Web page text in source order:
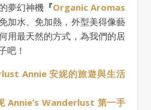
夢幻神機『Organic Aromas
加水、免加熱，外型美得像藝
用最天然的方式，為我們的居
吧！
Annie 安妮的旅遊與生活
Annie’s Wanderlust 第一手